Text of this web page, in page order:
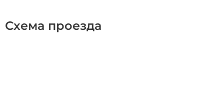
Схема проезда